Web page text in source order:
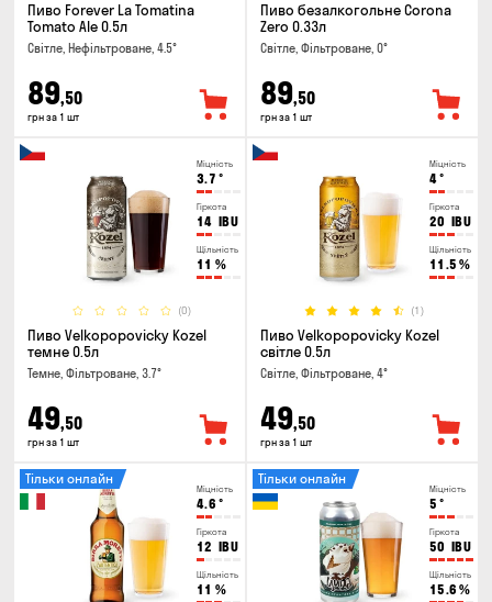
Пиво Forever La Tomatina
Tomato Ale 0.5л
Світле, Нефільтроване, 4.5°
89,50
грн за 1 шт
Пиво безалкогольне Corona
Zero 0.33л
Світле, Фільтроване, 0°
89,50
грн за 1 шт
Міцність
3.7 °
Гіркота
14 IBU
Щільність
11 %
(0)
Пиво Velkopopovicky Kozel
темне 0.5л
Темне, Фільтроване, 3.7°
49,50
грн за 1 шт
Міцність
4°
Гіркота
20 IBU
Щільність
11.5 %
(1)
Пиво Velkopopovicky Kozel
світле 0.5л
Світле, Фільтроване, 4°
49,50
грн за 1 шт
Міцність
4.6 °
Гіркота
12 IBU
Щільність
11 %
Тільки онлайн
Міцність
5 °
Гіркота
50 IBU
Щільність
15.6 %
Тільки онлайн